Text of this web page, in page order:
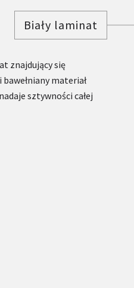
Biały laminat
znajdujący się
materiał
sztywności całej